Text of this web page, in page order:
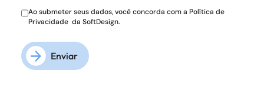
Ao submeter seus dados, você concorda com a Política de
Privacidade da SoftDesign.
Enviar